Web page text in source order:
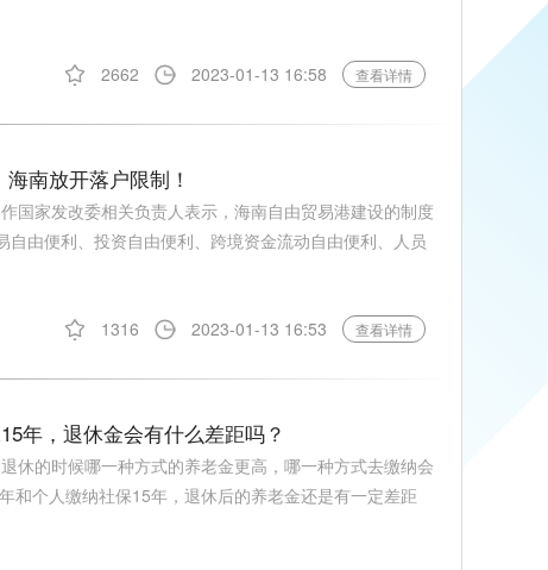
2662 2023-01-13 16:58 查看详情
南放开落户限制！
国家发改委相关负责人表示，海南自由贸易港建设的制度
由便利、投资自由便利、跨境资金流动自由便利、人员
1316 2023-01-13 16:53 查看详情
年，退休金会有什么差距吗？
休的时候哪一种方式的养老金更高，哪一种方式去缴纳会
和个人缴纳社保15年，退休后的养老金还是有一定差距